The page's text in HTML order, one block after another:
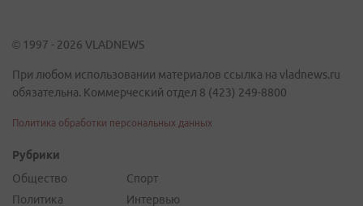
© 1997 - 2026 VLADNEWS
При любом использовании материалов ссылка на vladnews.ru
обязательна. Коммерческий отдел 8 (423) 249-8800
Политика обработки персональных данных
Рубрики
Общество
Политика
Спорт
Интервью